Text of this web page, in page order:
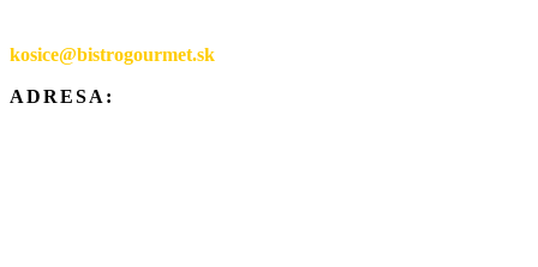
kosice@bistrogourmet.sk
ADRESA: